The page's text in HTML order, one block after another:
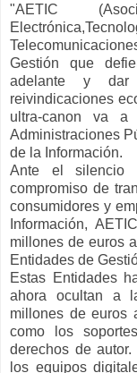
"AETIC
Gestión que
adelante y
reivindicaciones
ultra-canon va
Administraciones
de la Información.
Ante el silencio
compromiso de
consumidores y
Información,
millones de euros
Entidades de
Estas Entidades
ahora ocultan a
millones de euros
como los
derechos de
los equipos